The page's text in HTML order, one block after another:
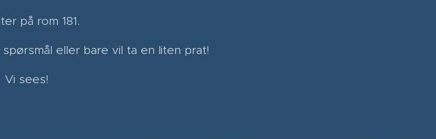
på rom 181.
eller bare vil ta en liten prat!
Vi sees!